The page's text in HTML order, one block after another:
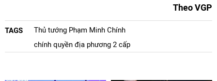
Theo VGP
TAGS
Thủ tướng Phạm Minh Chính
chính quyền địa phương 2 cấp